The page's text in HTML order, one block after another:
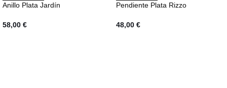
Anillo Plata Jardín
58,00 €
Pendiente Plata Rizzo
48,00 €